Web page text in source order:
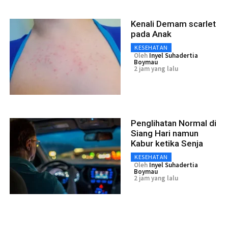
Kenali Demam scarlet
pada Anak
KESEHATAN
Oleh Inyel Suhadertia
Boymau
2 jam yang lalu
Penglihatan Normal di
Siang Hari namun
Kabur ketika Senja
KESEHATAN
Oleh Inyel Suhadertia
Boymau
2 jam yang lalu